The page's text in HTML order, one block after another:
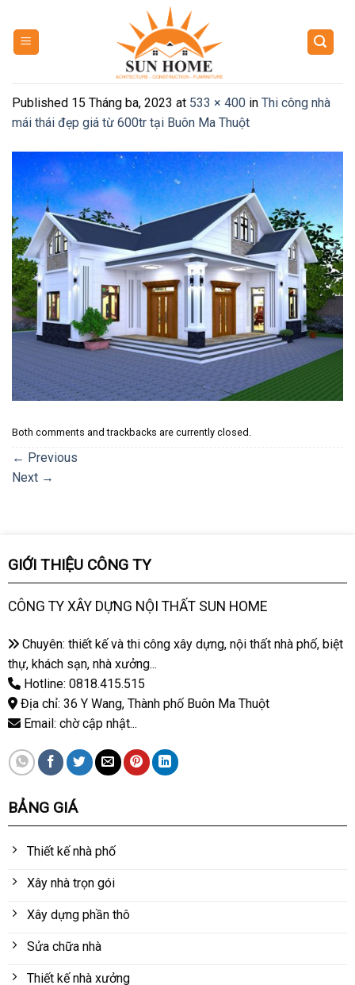
content
Published 15 Tháng ba, 2023 at 533 × 400 in Thi công nhà
mái thái đẹp giá từ 600tr tại Buôn Ma Thuột
Both comments and trackbacks are currently closed.
← Previous
Next →
GIỚI THIỆU CÔNG TY
CÔNG TY XÂY DỰNG NỘI THẤT SUN HOME
Chuyên: thiết kế và thi công xây dựng, nội thất nhà phố, biệt
thự, khách sạn, nhà xưởng...
Hotline: 0818.415.515
Địa chỉ: 36 Y Wang, Thành phố Buôn Ma Thuột
Email: chờ cập nhật...
BẢNG GIÁ
Thiết kế nhà phố
Xây nhà trọn gói
Xây dựng phần thô
Sửa chữa nhà
Thiết kế nhà xưởng